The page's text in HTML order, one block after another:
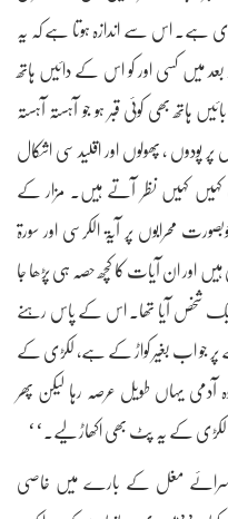
ہے۔ اس سے اندازہ ہوتا ہے کہ یہ
بعد میں کسی اور کو اس کے دائیں ہاتھ
ہاتھ بھی کوئی قبر ہو جو آہستہ آہستہ
پودوں ، پھولوں اور اقلید سی اشکال
کہیں نظر آتے ہیں۔ مزار کے
محرابوں پر آیۃ الکرسی اور سورۃ
اور ان آیات کا کچھ حصہ ہی پڑھا جا
شخص آیا تھا۔ اس کے پاس رہنے
پر جو اب بغیر کواڑ کے ہے، لکڑی کے
یہاں طویل عرصہ رہا لیکن پھر
لکڑی کے یہ پٹ بھی اکھاڑ لیے۔‘‘
سرائے مغل کے بارے میں خاصی